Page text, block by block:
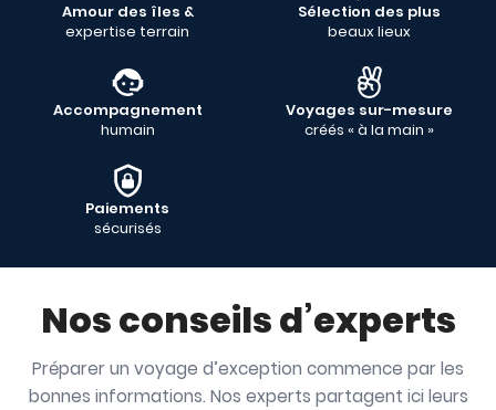
Amour des îles &
expertise terrain
Sélection des plus
beaux lieux
Accompagnement
humain
Voyages sur-mesure
créés « à la main »
Paiements
sécurisés
Nos conseils d’experts
Préparer un voyage d’exception commence par les
bonnes informations. Nos experts partagent ici leurs